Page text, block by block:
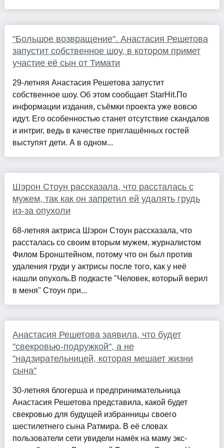
"Большое возвращение". Анастасия Решетова
запустит собственное шоу, в котором примет
участие её сын от Тимати
29-летняя Анастасия Решетова запустит
собственное шоу. Об этом сообщает StarHit.По
информации издания, съёмки проекта уже вовсю
идут. Его особенностью станет отсутствие скандалов
и интриг, ведь в качестве приглашённых гостей
выступят дети. А в одном...
Шэрон Стоун рассказала, что рассталась с
мужем, так как он запретил ей удалять грудь
из-за опухоли
68-летняя актриса Шэрон Стоун рассказала, что
рассталась со своим вторым мужем, журналистом
Филом Бронштейном, потому что он был против
удаления груди у актрисы после того, как у неё
нашли опухоль.В подкасте "Человек, который верил
в меня" Стоун при...
Анастасия Решетова заявила, что будет
"свекровью-подружкой", а не
"надзирательницей, которая мешает жизни
сына"
30-летняя блогерша и предпринимательница
Анастасия Решетова представила, какой будет
свекровью для будущей избранницы своего
шестилетнего сына Ратмира. В её словах
пользователи сети увидели намёк на маму экс-